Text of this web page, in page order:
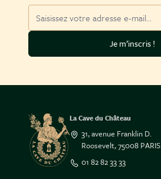
Je m’inscris !
La Cave du Château
31, avenue Franklin D.
Roosevelt, 75008 PARIS
01 82 82 33 33